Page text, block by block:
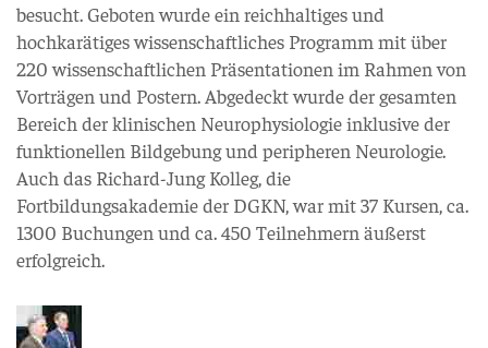
besucht. Geboten wurde ein reichhaltiges und
hochkarätiges wissenschaftliches Programm mit über
220 wissenschaftlichen Präsentationen im Rahmen von
Vorträgen und Postern. Abgedeckt wurde der gesamten
Bereich der klinischen Neurophysiologie inklusive der
funktionellen Bildgebung und peripheren Neurologie.
Auch das Richard-Jung Kolleg, die
Fortbildungsakademie der DGKN, war mit 37 Kursen, ca.
1300 Buchungen und ca. 450 Teilnehmern äußerst
erfolgreich.